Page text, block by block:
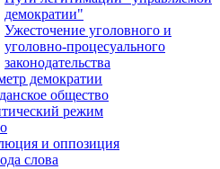
демократии"
Ужесточение уголовного и
уголовно-процесуального
законодательства
демократии
общество
режим
и оппозиция
слова